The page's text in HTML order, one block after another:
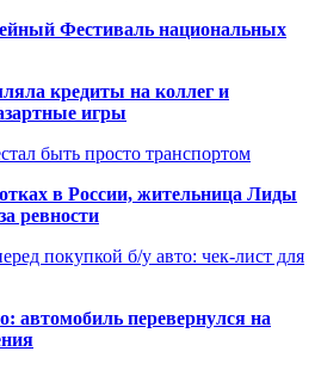
Фестиваль национальных
кредиты на коллег и
игры
быть просто транспортом
в России, жительница Лиды
ревности
покупкой б/у авто: чек-лист для
автомобиль перевернулся на